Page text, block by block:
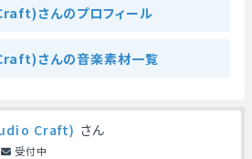
さんのプロフィール
さんの音楽素材一覧
Craft) さん
受付中